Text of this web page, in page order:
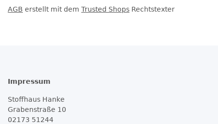
AGB erstellt mit dem Trusted Shops Rechtstexter
Impressum
Stoffhaus Hanke
Grabenstraße 10
02173 51244